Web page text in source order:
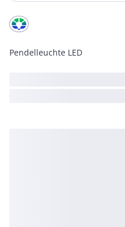
Pendelleuchte LED